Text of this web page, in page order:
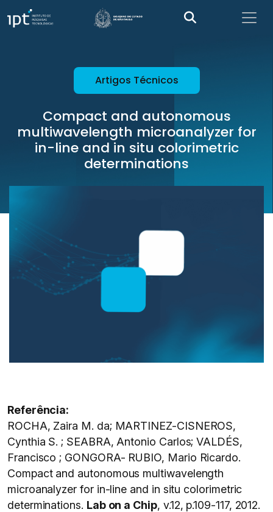
Artigos Técnicos
Compact and autonomous
multiwavelength microanalyzer for
in-line and in situ colorimetric
determinations
Referência:
ROCHA, Zaira M. da; MARTINEZ-CISNEROS,
Cynthia S. ; SEABRA, Antonio Carlos; VALDÉS,
Francisco ; GONGORA- RUBIO, Mario Ricardo.
Compact and autonomous multiwavelength
microanalyzer for in-line and in situ colorimetric
determinations. Lab on a Chip, v.12, p.109-117, 2012.